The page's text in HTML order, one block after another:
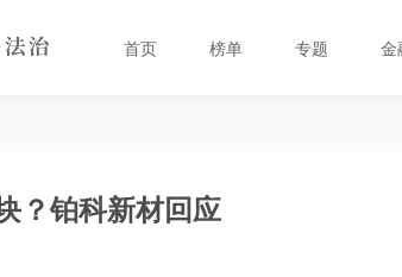
首页 榜单 专题 金
？铂科新材回应